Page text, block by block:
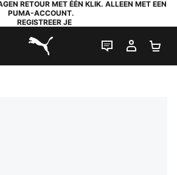
RETOUR MET ÉÉN KLIK. ALLEEN MET EEN
PUMA-ACCOUNT.
REGISTREER JE
PUMA.com
LIVE CHAT
MIJN